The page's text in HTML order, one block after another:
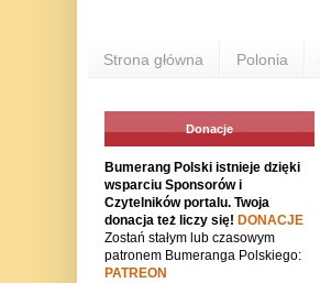
Strona główna Polonia
Donacje
Bumerang Polski istnieje dzięki
wsparciu Sponsorów i
Czytelników portalu. Twoja
donacja też liczy się! DONACJE
Zostań stałym lub czasowym
patronem Bumeranga Polskiego:
PATREON